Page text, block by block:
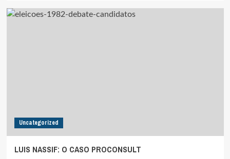
Uncategorized
LUIS NASSIF: O CASO PROCONSULT